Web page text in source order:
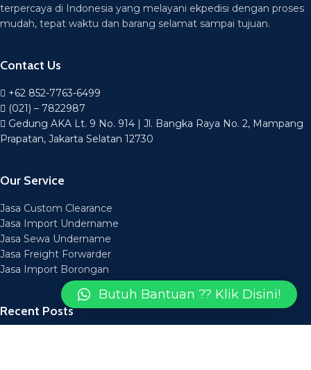
terpercaya di Indonesia yang melayani ekpedisi dengan proses
mudah, tepat waktu dan barang selamat sampai tujuan.
Contact Us
+62 852-7763-6499
(021) – 7822987
Gedung AKA Lt. 9 No. 914 | Jl. Bangka Raya No. 2, Mampang
Prapatan, Jakarta Selatan 12730
Our Service
Jasa Custom Clearance
Jasa Import Undername
Jasa Sewa Undername
Jasa Freight Forwarder
Jasa Import Borongan
Recent Posts
Butuh Bantuan ?? Klik Disini!